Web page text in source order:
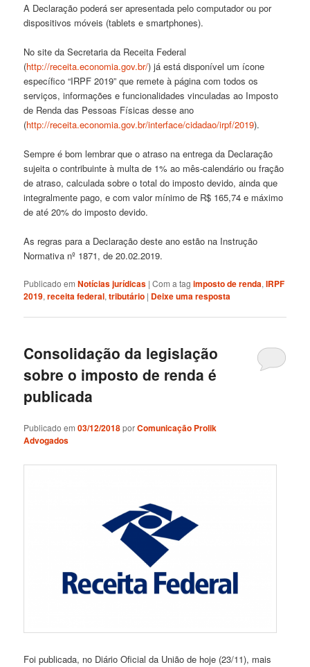
A Declaração poderá ser apresentada pelo computador ou por
dispositivos móveis (tablets e smartphones).
No site da Secretaria da Receita Federal
(http://receita.economia.gov.br/) já está disponível um ícone
específico “IRPF 2019” que remete à página com todos os
serviços, informações e funcionalidades vinculadas ao Imposto
de Renda das Pessoas Físicas desse ano
(http://receita.economia.gov.br/interface/cidadao/irpf/2019).
Sempre é bom lembrar que o atraso na entrega da Declaração
sujeita o contribuinte à multa de 1% ao mês-calendário ou fração
de atraso, calculada sobre o total do imposto devido, ainda que
integralmente pago, e com valor mínimo de R$ 165,74 e máximo
de até 20% do imposto devido.
As regras para a Declaração deste ano estão na Instrução
Normativa nº 1871, de 20.02.2019.
Publicado em Notícias jurídicas |Com a tagimposto de renda,IRPF
2019,receita federal,tributário | Deixe uma resposta
Consolidação da legislação
sobre o imposto de renda é
publicada
Publicado em03/12/2018porComunicação Prolik
Advogados
Foi publicada, no Diário Oficial da União de hoje (23/11), mais